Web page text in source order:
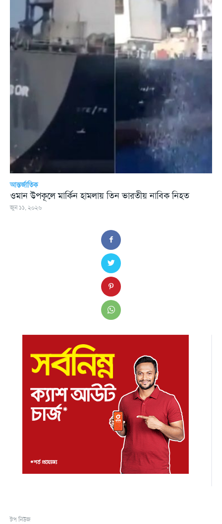
টপ নিউজ
আন্তর্জাতিক
ওমান উপকূলে মার্কিন হামলায় তিন ভারতীয় নাবিক নিহত
জুন ১১, ২০২৬